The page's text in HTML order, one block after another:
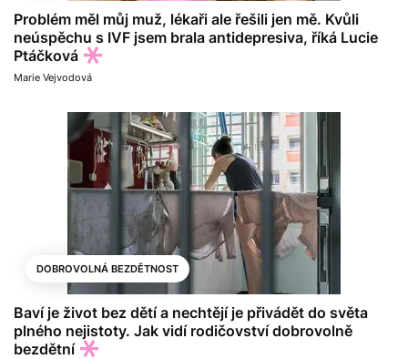
Problém měl můj muž, lékaři ale řešili jen mě. Kvůli
neúspěchu s IVF jsem brala antidepresiva, říká Lucie
Ptáčková
Marie Vejvodová
DOBROVOLNÁ BEZDĚTNOST
Baví je život bez dětí a nechtějí je přivádět do světa
plného nejistoty. Jak vidí rodičovství dobrovolně
bezdětní